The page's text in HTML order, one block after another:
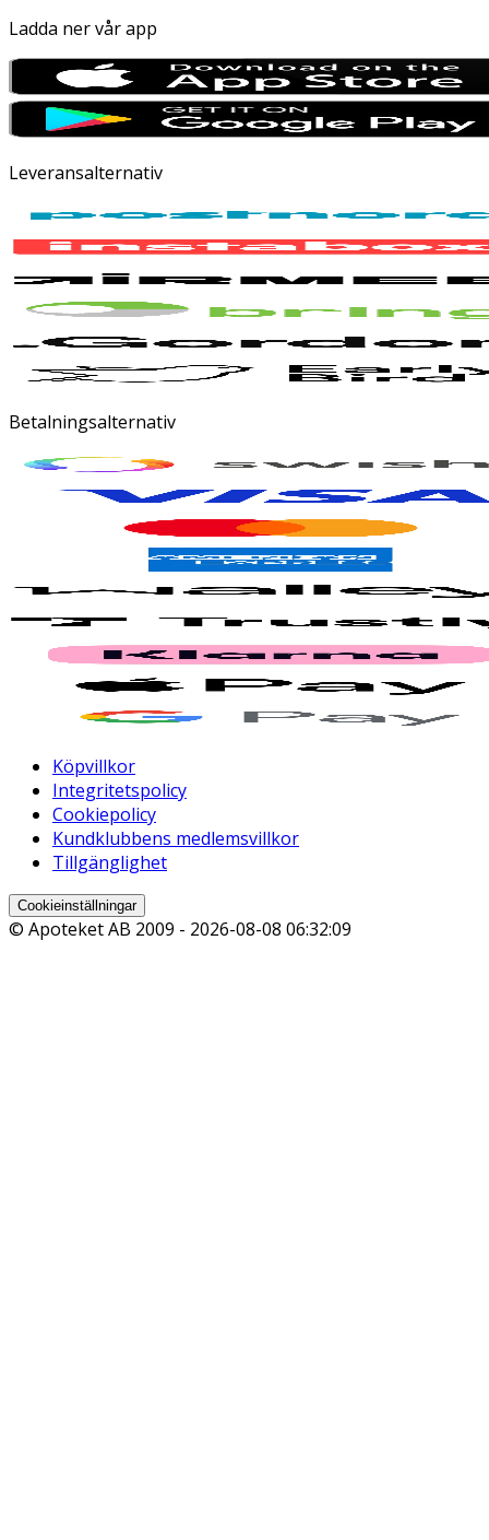
Ladda ner vår app
Leveransalternativ
Betalningsalternativ
Köpvillkor
Integritetspolicy
Cookiepolicy
Kundklubbens medlemsvillkor
Tillgänglighet
Cookieinställningar
© Apoteket AB 2009 - 2026-08-08 06:32:09